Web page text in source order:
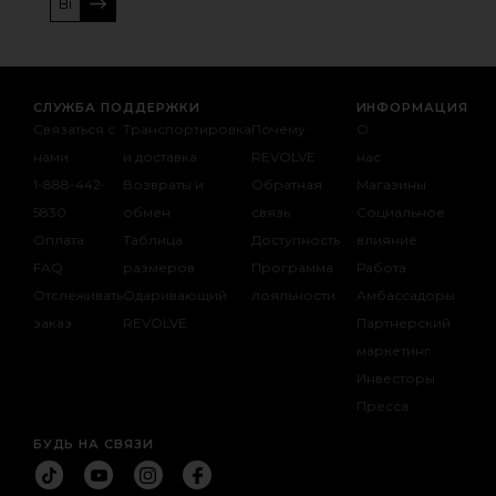
СЛУЖБА ПОДДЕРЖКИ
Связаться с
нами
1-888-442-
5830
Оплата
FAQ
Отслеживать
заказ
Транспортировка
и доставка
Возвраты и
обмен
Таблица
размеров
Одаривающий
REVOLVE
Почему
REVOLVE
Обратная
связь
Доступность
Программа
лояльности
ИНФОРМАЦИЯ
О
нас
Магазины
Социальное
влияние
Работа
Амбассадоры
Партнерский
маркетинг.
Инвесторы
opens in a new
Пресса
БУДЬ НА СВЯЗИ